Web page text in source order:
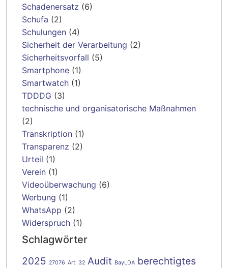
Schadenersatz (6)
Schufa (2)
Schulungen (4)
Sicherheit der Verarbeitung (2)
Sicherheitsvorfall (5)
Smartphone (1)
Smartwatch (1)
TDDDG (3)
technische und organisatorische Maßnahmen
(2)
Transkription (1)
Transparenz (2)
Urteil (1)
Verein (1)
Videoüberwachung (6)
Werbung (1)
WhatsApp (2)
Widerspruch (1)
Schlagwörter
2025 27076 Art. 32 Audit BayLDA berechtigtes